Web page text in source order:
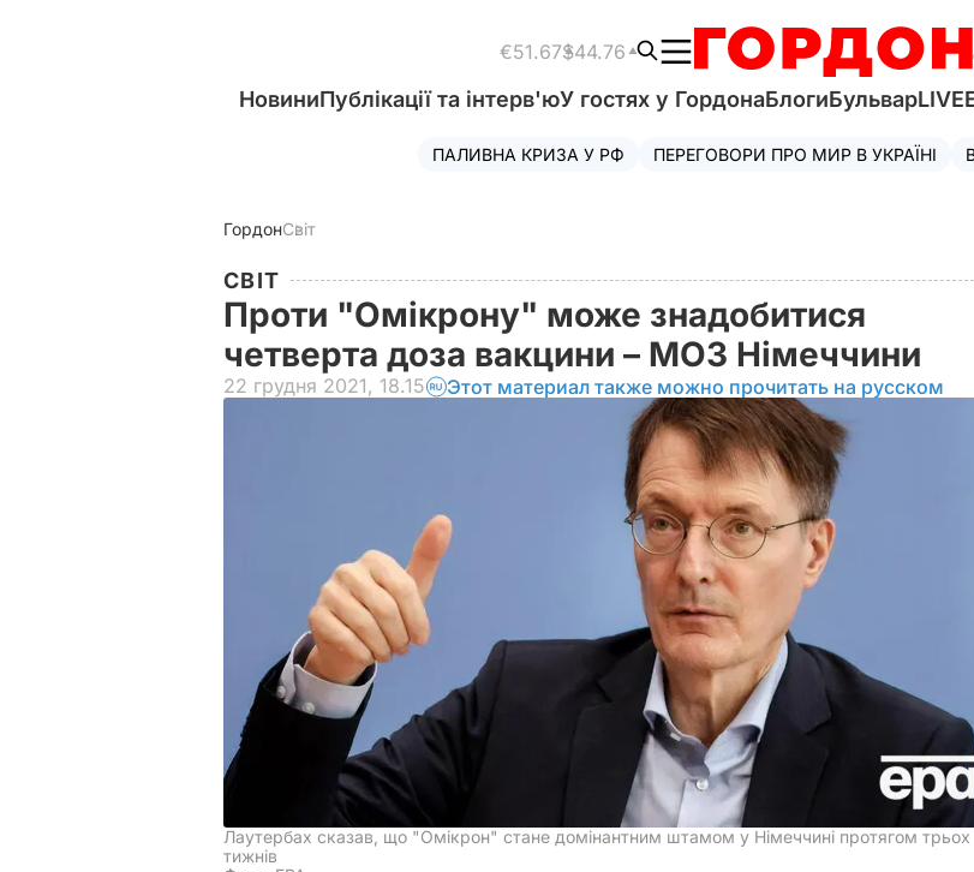
€51.67$44.76
НовиниПублікації та інтерв'юУ гостях у ГордонаБлогиБульварLIVE
ПАЛИВНА КРИЗА У РФ ПЕРЕГОВОРИ ПРО МИР В УКРАЇНІ
ГордонСвіт
СВІТ
Проти "Омікрону" може знадобитися
четверта доза вакцини – МОЗ Німеччини
22 грудня 2021, 18.15 Этот материал также можно прочитать на русском
Лаутербах сказав, що "Омікрон" стане домінантним штамом у Німеччині протягом трьох
тижнів